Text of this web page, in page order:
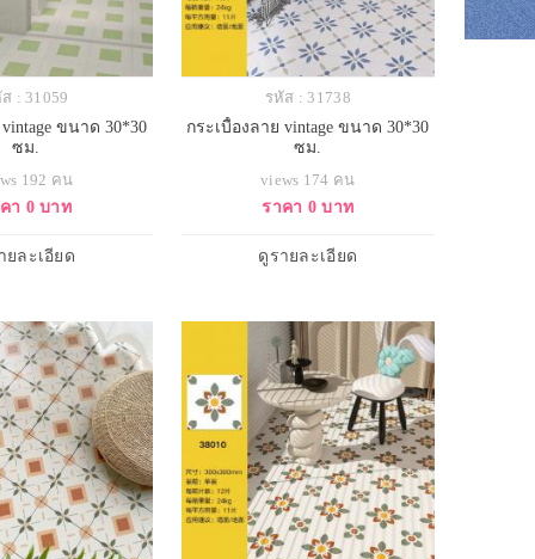
: 31059
ขนาด 30*30
ซม.
192 คน
า 0 บาท
ยละเอียด
รหัส : 31738
กระเบื้องลาย vintage ขนาด 30*30
ซม.
views 174 คน
ราคา 0 บาท
ดูรายละเอียด